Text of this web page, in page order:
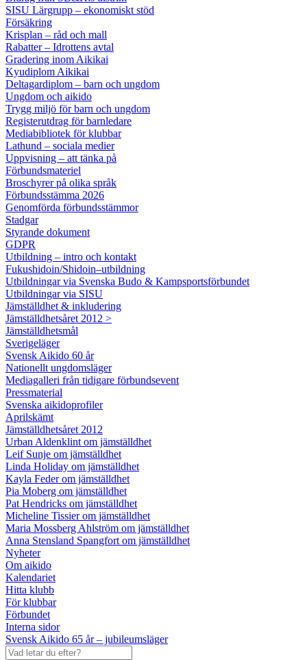
SISU Lärgrupp – ekonomiskt stöd
Försäkring
Krisplan – råd och mall
Rabatter – Idrottens avtal
Gradering inom Aikikai
Kyudiplom Aikikai
Deltagardiplom – barn och ungdom
Ungdom och aikido
Trygg miljö för barn och ungdom
Registerutdrag för barnledare
Mediabibliotek för klubbar
Lathund – sociala medier
Uppvisning – att tänka på
Förbundsmateriel
Broschyrer på olika språk
Förbundsstämma 2026
Genomförda förbundsstämmor
Stadgar
Styrande dokument
GDPR
Utbildning – intro och kontakt
Fukushidoin/Shidoin–utbildning
Utbildningar via Svenska Budo & Kampsportsförbundet
Utbildningar via SISU
Jämställdhet & inkludering
Jämställdhetsåret 2012 >
Jämställdhetsmål
Sverigeläger
Svensk Aikido 60 år
Nationellt ungdomsläger
Mediagalleri från tidigare förbundsevent
Pressmaterial
Svenska aikidoprofiler
Aprilskämt
Jämställdhetsåret 2012
Urban Aldenklint om jämställdhet
Leif Sunje om jämställdhet
Linda Holiday om jämställdhet
Kayla Feder om jämställdhet
Pia Moberg om jämställdhet
Pat Hendricks om jämställdhet
Micheline Tissier om jämställdhet
Maria Mossberg Ahlström om jämställdhet
Anna Stensland Spangfort om jämställdhet
Nyheter
Om aikido
Kalendariet
Hitta klubb
För klubbar
Förbundet
Interna sidor
Svensk Aikido 65 år – jubileumsläger